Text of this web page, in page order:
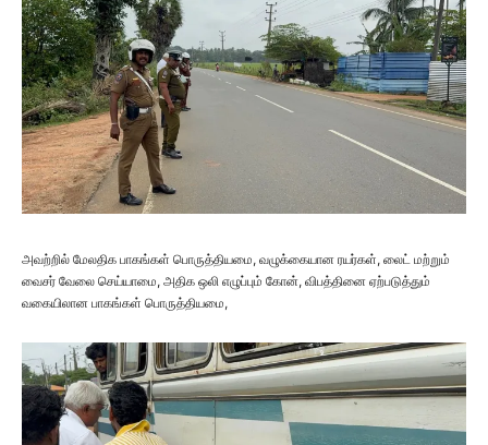
அவற்றில் மேலதிக பாகங்கள் பொருத்தியமை, வழுக்கையான ரயர்கள், லைட் மற்றும்
வைசர் வேலை செய்யாமை, அதிக ஒலி எழுப்பும் கோன், விபத்தினை ஏற்படுத்தும்
வகையிலான பாகங்கள் பொருத்தியமை,